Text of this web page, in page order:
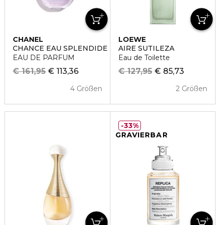
CHANEL
CHANCE EAU SPLENDIDE
EAU DE PARFUM
€ 113,36
€ 161,95
4 Größen
LOEWE
AIRE SUTILEZA
Eau de Toilette
€ 85,73
€ 127,95
2 Größen
GRAVIERBAR
33%